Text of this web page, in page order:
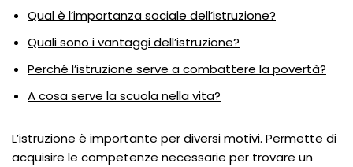
Qual è l’importanza sociale dell’istruzione?
Quali sono i vantaggi dell’istruzione?
Perché l’istruzione serve a combattere la povertà?
A cosa serve la scuola nella vita?
L’istruzione è importante per diversi motivi. Permette di
acquisire le competenze necessarie per trovare un